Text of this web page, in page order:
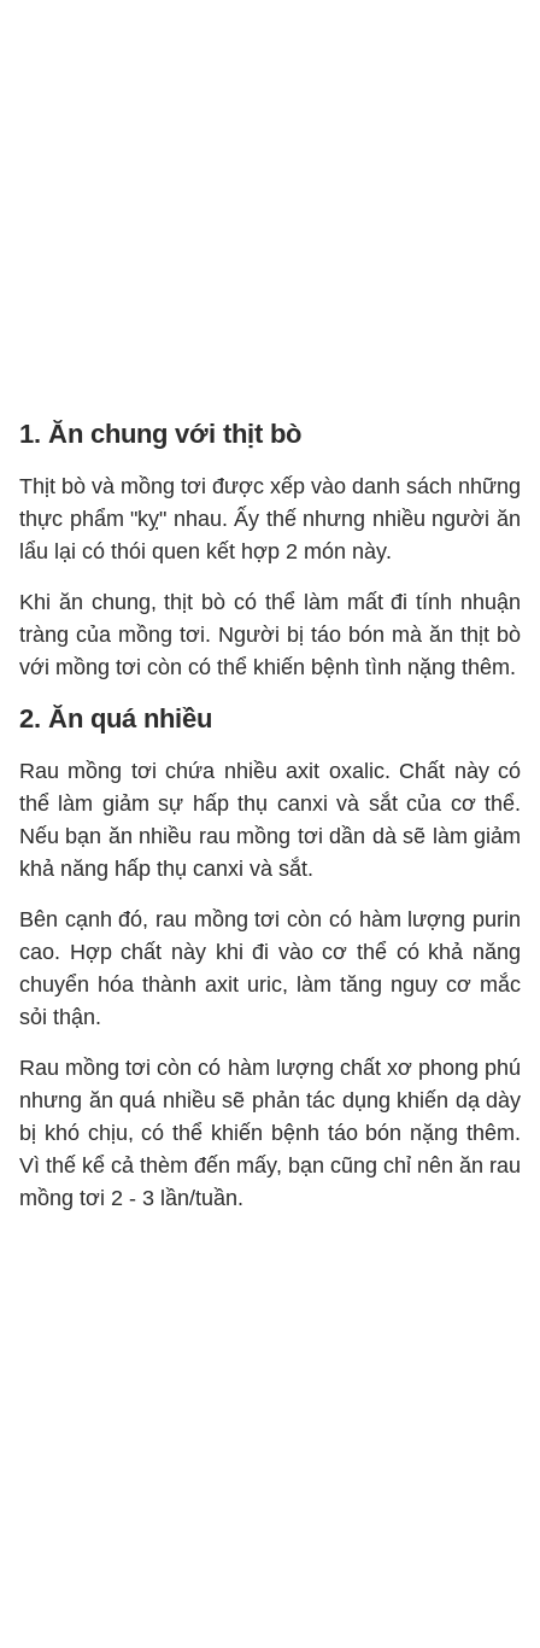
1. Ăn chung với thịt bò
Thịt bò và mồng tơi được xếp vào danh sách những
thực phẩm "kỵ" nhau. Ấy thế nhưng nhiều người ăn
lẩu lại có thói quen kết hợp 2 món này.
Khi ăn chung, thịt bò có thể làm mất đi tính nhuận
tràng của mồng tơi. Người bị táo bón mà ăn thịt bò
với mồng tơi còn có thể khiến bệnh tình nặng thêm.
2. Ăn quá nhiều
Rau mồng tơi chứa nhiều axit oxalic. Chất này có
thể làm giảm sự hấp thụ canxi và sắt của cơ thể.
Nếu bạn ăn nhiều rau mồng tơi dần dà sẽ làm giảm
khả năng hấp thụ canxi và sắt.
Bên cạnh đó, rau mồng tơi còn có hàm lượng purin
cao. Hợp chất này khi đi vào cơ thể có khả năng
chuyển hóa thành axit uric, làm tăng nguy cơ mắc
sỏi thận.
Rau mồng tơi còn có hàm lượng chất xơ phong phú
nhưng ăn quá nhiều sẽ phản tác dụng khiến dạ dày
bị khó chịu, có thể khiến bệnh táo bón nặng thêm.
Vì thế kể cả thèm đến mấy, bạn cũng chỉ nên ăn rau
mồng tơi 2 - 3 lần/tuần.